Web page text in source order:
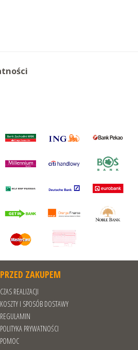
PRZED ZAKUPEM
CZAS REALIZACJI
KOSZTY I SPOSÓB DOSTAWY
REGULAMIN
POLITYKA PRYWATNOŚCI
POMOC